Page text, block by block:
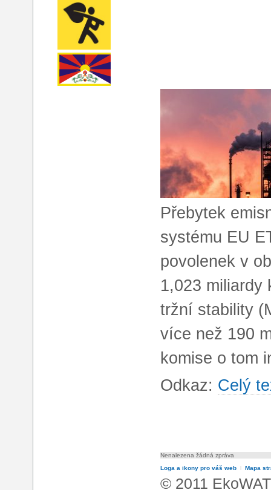
Přebytek
systému EU
povolenek v
1,023 miliardy
tržní stability
více než 190
komise o tom
Odkaz: Celý
Nenalezena žádná zpráva
Loga a ikony pro váš web l Mapa
© 2011